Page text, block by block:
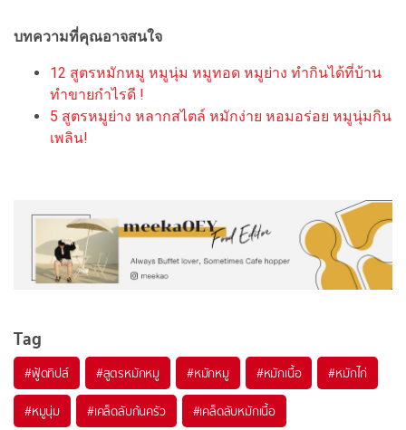
บทความที่คุณอาจสนใจ
12 สูตรหมักหมู หมูนุ่ม หมูทอด หมูย่าง ทำกินได้ที่บ้าน
ทำขายกำไรดี !
5 สูตรหมูย่าง หลากสไตล์ หมักง่าย หอมอร่อย หมูนุ่มกิน
เพลิน!
Tag
#ฟู้ดทิปส์ #สูตรหมักหมู #หมักหมู #หมักเนื้อ #หมักไก่
#หมูนุ่ม #เคล็ดลับก้นครัว #เคล็ดลับหมักเนื้อ